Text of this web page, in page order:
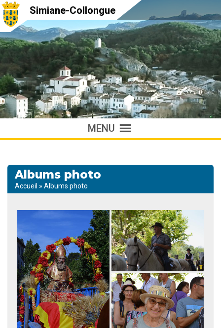
Simiane-Collongue
MENU
Albums photo
Accueil » Albums photo